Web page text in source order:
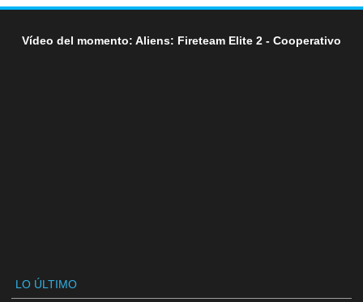
Vídeo del momento: Aliens: Fireteam Elite 2 - Cooperativo
LO ÚLTIMO